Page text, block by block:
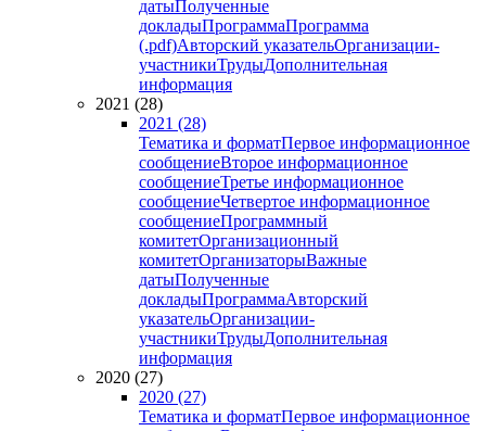
датыПолученные
докладыПрограммаПрограмма
(.pdf)Авторский указательОрганизации-
участникиТрудыДополнительная
информация
2021 (28)
2021 (28)
Тематика и форматПервое информационное
сообщениеВторое информационное
сообщениеТретье информационное
сообщениеЧетвертое информационное
сообщениеПрограммный
комитетОрганизационный
комитетОрганизаторыВажные
датыПолученные
докладыПрограммаАвторский
указательОрганизации-
участникиТрудыДополнительная
информация
2020 (27)
2020 (27)
Тематика и форматПервое информационное